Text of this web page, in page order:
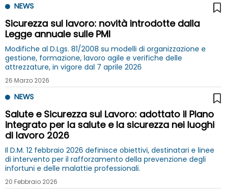
NEWS
Sicurezza sul lavoro: novità introdotte dalla
Legge annuale sulle PMI
Modifiche al D.Lgs. 81/2008 su modelli di organizzazione e
gestione, formazione, lavoro agile e verifiche delle
attrezzature, in vigore dal 7 aprile 2026
26 Marzo 2026
NEWS
Salute e Sicurezza sul Lavoro: adottato il Piano
integrato per la salute e la sicurezza nei luoghi
di lavoro 2026
Il D.M. 12 febbraio 2026 definisce obiettivi, destinatari e linee
di intervento per il rafforzamento della prevenzione degli
infortuni e delle malattie professionali.
20 Febbraio 2026